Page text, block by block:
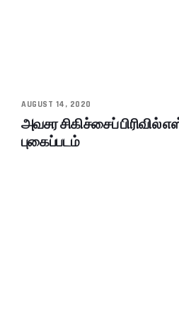
AUGUST 14, 2020
அவசர சிகிச்சைப் பிரிவில்
புகைப்படம்